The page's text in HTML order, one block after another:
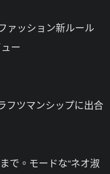
ァッション新ルール
ー
フツマンシップに出合
で。モードな“ネオ淑